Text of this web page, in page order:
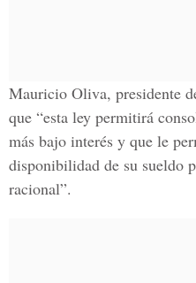
Mauricio Oliva, presidente
que “esta ley permitirá
más bajo interés y que le
disponibilidad de su sueldo
racional”.